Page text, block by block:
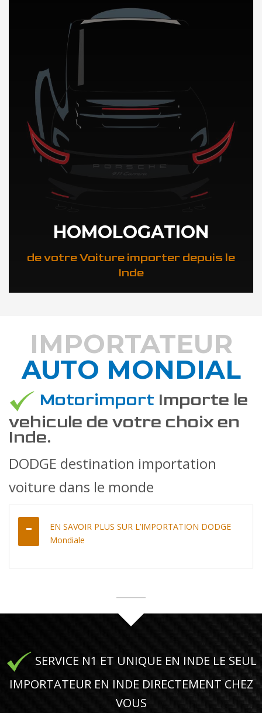
DÉCOUVREZ NOTRE IMPORTATION AUTO en Inde
HOMOLOGATION
de votre Voiture importer depuis le
Inde
DÉCOUVREZ COMMENT
IMPORTATEUR
AUTO MONDIAL
Motorimport Importe le
vehicule de votre choix en
Inde.
DODGE destination importation
voiture dans le monde
EN SAVOIR PLUS SUR L’IMPORTATION DODGE
Mondiale
SERVICE N1 ET UNIQUE EN INDE LE SEUL
IMPORTATEUR EN INDE DIRECTEMENT CHEZ
VOUS